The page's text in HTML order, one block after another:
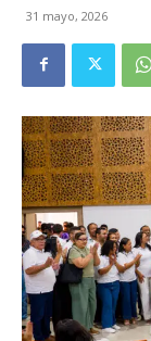
31 mayo, 2026